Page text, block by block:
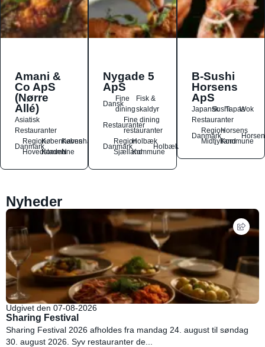
Amani &
Co ApS
(Nørre
Allé)
Asiatisk
Restauranter
Danmark
Region
Hovedstaden
Københavns
Kommune
København
N
Nygade 5
ApS
Dansk
Fine
dining
Fisk &
skaldyr
Restauranter
Fine dining
restauranter
Danmark
Region
Sjælland
Holbæk
Kommune
Holbæk
B-Sushi
Horsens
ApS
JapanskSushiTapasWok
Restauranter
Danmark
Region
Midtjylland
Horsens
Kommune
Nyheder
Udgivet den 07-08-2026
Sharing Festival
Sharing Festival 2026 afholdes fra mandag 24. august til søndag
30. august 2026. Syv restauranter de...